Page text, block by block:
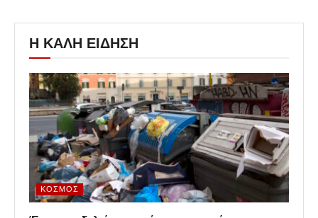
Η ΚΑΛΗ ΕΙΔΗΣΗ
ΚΌΣΜΟΣ